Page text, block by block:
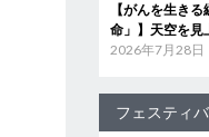
【がんを生き
命」】天空を見
2026年7月28日
フェスティ